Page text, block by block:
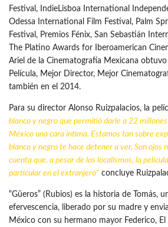
Festival, IndieLisboa International
Odessa International Film Festival, Palm
Festival, Premios Fénix, San Sebastián
The Platino Awards for Iberoamerican
Ariel de la Cinematografía Mexicana
Película, Mejor Director, Mejor
también en el 2014.
Para su director Alonso Ruizpalacios, la
blanco y negro que permitió darle a 22
México una cara intima. Estamos tan sobre
blanco y negro te hace detener a ver. Son ojos
cuenta que, a pesar de los localismos, la
particular en el extranjero” concluye
“Güeros” (Rubios) es la historia de Tomás,
efervescencia, liberado por su madre y
México con su hermano mayor Federico,